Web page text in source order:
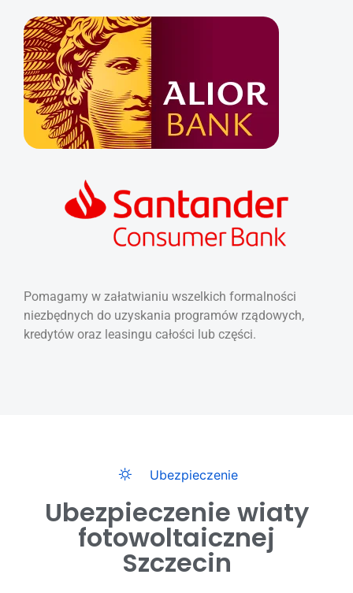
Pomagamy w załatwianiu wszelkich formalności
niezbędnych do uzyskania programów rządowych,
kredytów oraz leasingu całości lub części.
Ubezpieczenie
Ubezpieczenie wiaty
fotowoltaicznej
Szczecin